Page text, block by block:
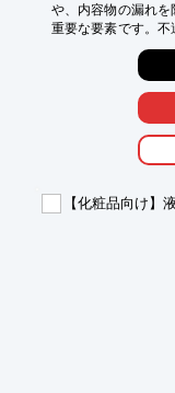
や、内容物の漏れ
重要な要素です。不
つながる可能性が
は、ホットメルト
正確な塗布を実現し
【活用シーン】
・化粧品容器の組み
・ラベルの貼り付け
【導入の効果】
【化粧品向け